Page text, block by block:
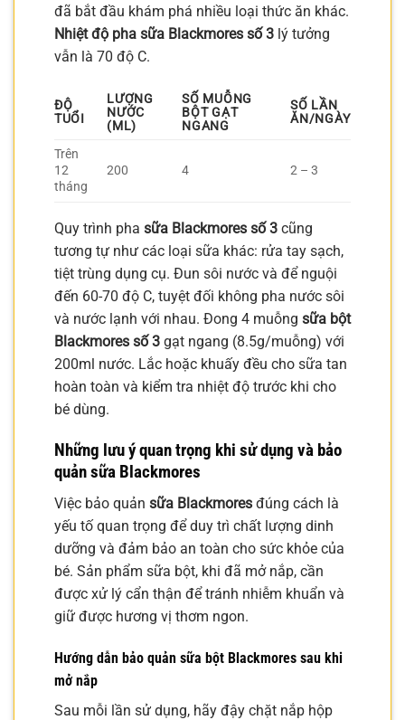
đã bắt đầu khám phá nhiều loại thức ăn khác.
Nhiệt độ pha sữa Blackmores số 3 lý tưởng
vẫn là 70 độ C.
ĐỘ
TUỔI
LƯỢNG
NƯỚC
(ML)
SỐ MUỖNG
BỘT GẠT
NGANG
SỐ LẦN
ĂN/NGÀY
Trên
12
tháng
200 4 2 – 3
Quy trình pha sữa Blackmores số 3 cũng
tương tự như các loại sữa khác: rửa tay sạch,
tiệt trùng dụng cụ. Đun sôi nước và để nguội
đến 60-70 độ C, tuyệt đối không pha nước sôi
và nước lạnh với nhau. Đong 4 muỗng sữa bột
Blackmores số 3 gạt ngang (8.5g/muỗng) với
200ml nước. Lắc hoặc khuấy đều cho sữa tan
hoàn toàn và kiểm tra nhiệt độ trước khi cho
bé dùng.
Những lưu ý quan trọng khi sử dụng và bảo
quản sữa Blackmores
Việc bảo quản sữa Blackmores đúng cách là
yếu tố quan trọng để duy trì chất lượng dinh
dưỡng và đảm bảo an toàn cho sức khỏe của
bé. Sản phẩm sữa bột, khi đã mở nắp, cần
được xử lý cẩn thận để tránh nhiễm khuẩn và
giữ được hương vị thơm ngon.
Hướng dẫn bảo quản sữa bột Blackmores sau khi
mở nắp
Sau mỗi lần sử dụng, hãy đậy chặt nắp hộp